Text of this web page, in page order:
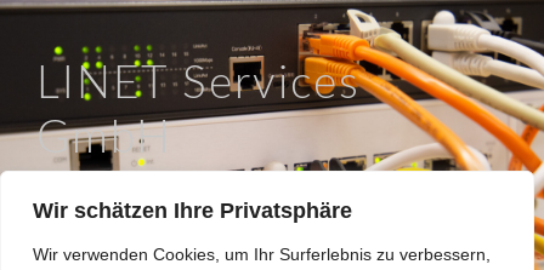
Wir schätzen Ihre Privatsphäre
Wir verwenden Cookies, um Ihr Surferlebnis zu verbessern,
LINET Services
GmbH
Hinter dem Turme 12a, 38114 Braunschweig
0531 / 180508 0